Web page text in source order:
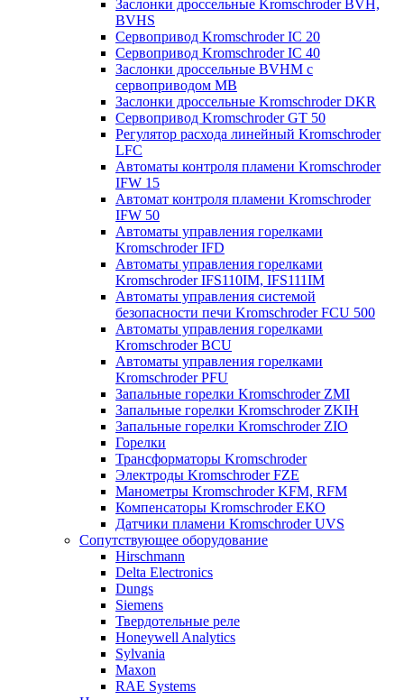
Заслонки дроссельные Kromschroder BVH,
BVHS
Сервопривод Kromschroder IC 20
Сервопривод Kromschroder IC 40
Заслонки дроссельные BVHM с
сервоприводом МВ
Заслонки дроссельные Kromschroder DKR
Cервопривод Kromschroder GT 50
Регулятор расхода линейный Kromschroder
LFC
Автоматы контроля пламени Kromschroder
IFW 15
Автомат контроля пламени Kromschroder
IFW 50
Автоматы управления горелками
Kromschroder IFD
Автоматы управления горелками
Kromschroder IFS110IM, IFS111IM
Автоматы управления системой
безопасности печи Kromschroder FCU 500
Автоматы управления горелками
Kromschroder BCU
Автоматы управления горелками
Kromschroder PFU
Запальные горелки Kromschroder ZМI
Запальные горелки Kromschroder ZKIH
Запальные горелки Kromschroder ZIO
Горелки
Трансформаторы Kromschroder
Электроды Kromschroder FZE
Манометры Kromschroder KFM, RFM
Компенсаторы Kromschroder ЕКО
Датчики пламени Kromschroder UVS
Сопутствующее оборудование
Hirschmann
Delta Electronics
Dungs
Siemens
Твердотельные реле
Honeywell Analytics
Sylvania
Maxon
RAE Systems